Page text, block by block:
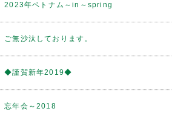
2023年ベトナム～in～spring
ご無沙汰しております。
◆謹賀新年2019◆
忘年会～2018